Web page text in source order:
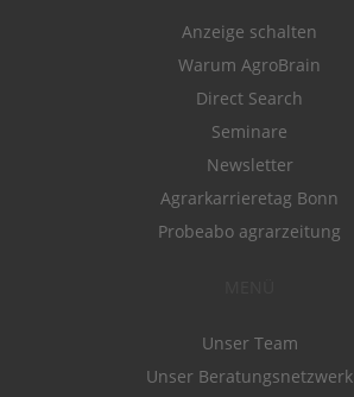
Anzeige schalten
Warum AgroBrain
Direct Search
Seminare
Newsletter
Agrarkarrieretag Bonn
Probeabo agrarzeitung
Unser Team
Unser Beratungsnetzwerk